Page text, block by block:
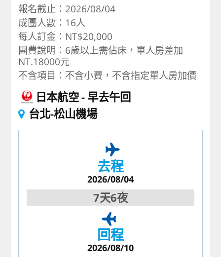
報名截止：2026/08/04
成團人數：16人
每人訂金：NT$20,000
團費說明：6歲以上需佔床，單人房差加
NT.18000元
不含項目：不含小費，不含指定單人房加價
日本航空 早去午回
台北-松山機場
去程
2026/08/04
7天6夜
回程
2026/08/10